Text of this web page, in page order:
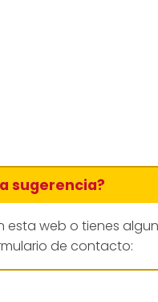
sugerencia?
esta web o tienes
de contacto: